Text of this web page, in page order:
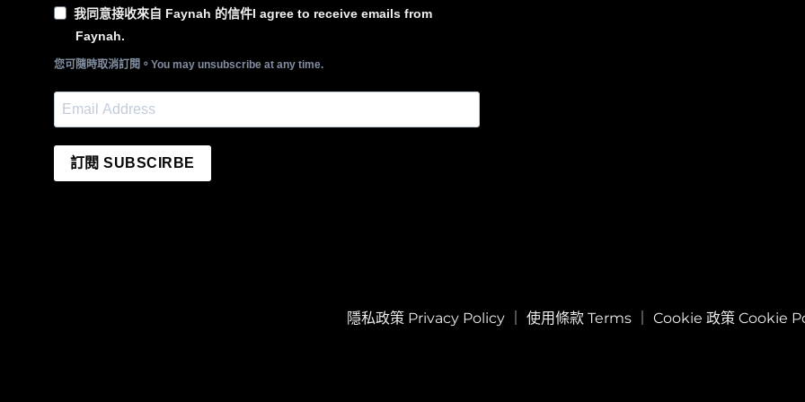
我同意接收來自 Faynah 的信件I agree to receive emails from
Faynah.
您可隨時取消訂閱。You may unsubscribe at any time.
訂閱 SUBSCIRBE
隱私政策 Privacy Policy 使用條款 Terms Cookie 政策 Cookie